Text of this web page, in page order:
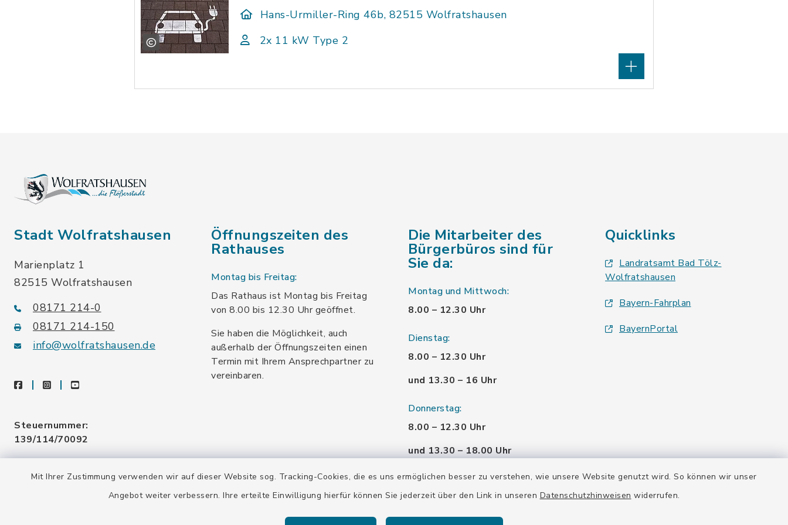
Mit Ihrer Zustimmung verwenden wir auf dieser Website sog. Tracking-Cookies, die es uns ermöglichen besser zu verstehen, wie unsere Website genutzt wird. So können wir unser
Angebot weiter verbessern. Ihre erteilte Einwilligung hierfür können Sie jederzeit über den Link in unseren Datenschutzhinweisen widerrufen.
Hans-Urmiller-Ring 46b, 82515 Wolfratshausen
2x 11 kW Type 2
Stadt Wolfratshausen
Marienplatz 1
82515 Wolfratshausen
08171 214-0
08171 214-150
info@wolfratshausen.de
facebookinstagramyoutube
Steuernummer:
139/114/70092
DE128 378 377
Öffnungszeiten des
Rathauses
Montag bis Freitag:
Das Rathaus ist Montag bis Freitag
von 8.00 bis 12.30 Uhr geöffnet.
Sie haben die Möglichkeit, auch
außerhalb der Öffnungszeiten einen
Termin mit Ihrem Ansprechpartner zu
vereinbaren.
Die Mitarbeiter des
Bürgerbüros sind für
Sie da:
Montag und Mittwoch:
8.00 – 12.30 Uhr
Dienstag:
8.00 – 12.30 Uhr
und 13.30 – 16 Uhr
Donnerstag:
8.00 – 12.30 Uhr
und 13.30 – 18.00 Uhr
Freitag:
8.00 – 12.30 Uhr
Quicklinks
Landratsamt Bad Tölz-
Wolfratshausen
Bayern-Fahrplan
BayernPortal